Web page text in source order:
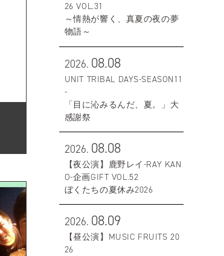
26 VOL.31
～情熱が響く、真夏の夜の夢
物語～
2026. 08.08
UNIT TRIBAL DAYS-SEASON11
-
「目に沁みるんだ、夏。」大
感謝祭
2026. 08.08
【夜公演】鹿野レイ-RAY KAN
O-企画GIFT VOL.52
ぼくたちの夏休み2026
2026. 08.09
【昼公演】MUSIC FRUITS 20
26